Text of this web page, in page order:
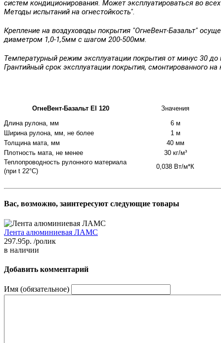
систем кондиционирования. Может эксплуатироваться во
Методы испытаний на огнестойкость".
Крепление на воздуховоды покрытия "ОгнеВент-Базальт"
диаметром 1,0-1,5мм с шагом 200-500мм.
Температурный режим эксплуатации покрытия от минус 30
Грантийный срок эксплуатации покрытия, смонтированного
ОгнеВент-Базальт EI 120
Значения
Длина рулона, мм
6 м
Ширина рулона, мм, не более
1 м
Толщина мата, мм
40 мм
Плотность мата, не менее
30 кг/м³
Теплопроводность рулонного материала
(при t 22°С)
0,038 Вт/м*К
Вас, возможно, заинтересуют следующие товары
Лента алюминиевая ЛАМС
297.95р. /ролик
в наличии
Добавить комментарий
Имя (обязательное)